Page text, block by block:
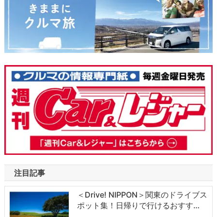
注目記事
＜Drive! NIPPON＞関東のドライブス
ポット集！日帰りで行けるおすす…